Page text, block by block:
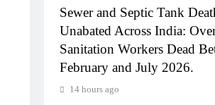
Sewer and Septic Tank
Unabated Across India:
Sanitation Workers Dead
February and July 2026.
14 hours ago